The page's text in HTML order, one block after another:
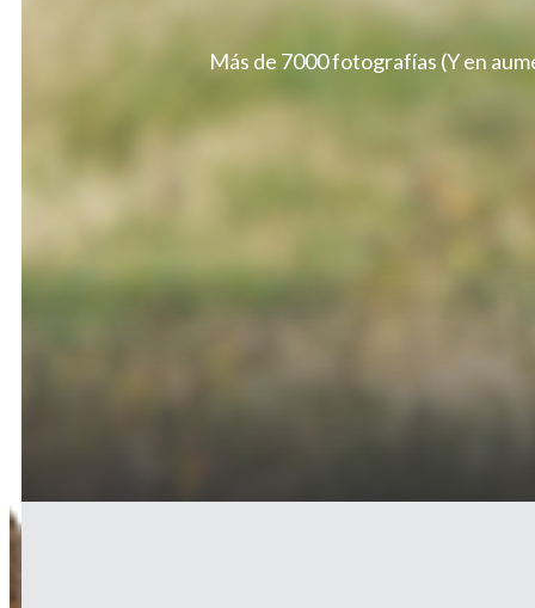
Más de 7000 fotografías (Y en